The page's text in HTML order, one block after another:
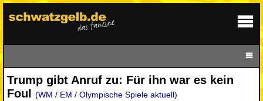
Trump gibt Anruf zu: Für ihn war es kein
Foul
(WM / EM / Olympische Spiele aktuell)